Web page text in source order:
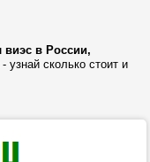
виэс в России,
- узнай сколько стоит и